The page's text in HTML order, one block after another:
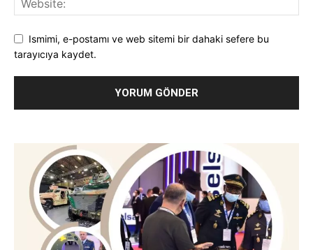
Ismimi, e-postamı ve web sitemi bir dahaki sefere bu
tarayıcıya kaydet.